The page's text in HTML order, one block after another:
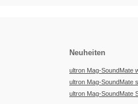
Neuheiten
ultron Mag-SoundMate
ultron Mag-SoundMate
ultron Mag-SoundMate